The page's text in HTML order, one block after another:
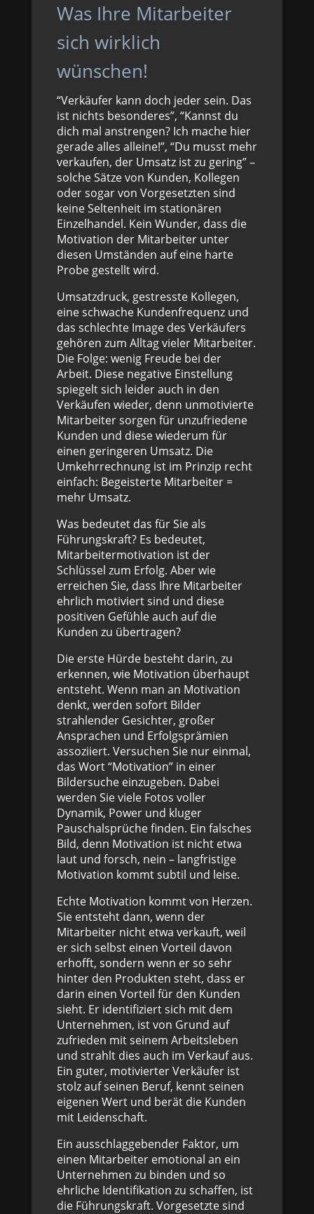
Was Ihre Mitarbeiter
sich wirklich
wünschen!
“Verkäufer kann doch jeder sein. Das
ist nichts besonderes”, “Kannst du
dich mal anstrengen? Ich mache hier
gerade alles alleine!”, “Du musst mehr
verkaufen, der Umsatz ist zu gering” –
solche Sätze von Kunden, Kollegen
oder sogar von Vorgesetzten sind
keine Seltenheit im stationären
Einzelhandel. Kein Wunder, dass die
Motivation der Mitarbeiter unter
diesen Umständen auf eine harte
Probe gestellt wird.
Umsatzdruck, gestresste Kollegen,
eine schwache Kundenfrequenz und
das schlechte Image des Verkäufers
gehören zum Alltag vieler Mitarbeiter.
Die Folge: wenig Freude bei der
Arbeit. Diese negative Einstellung
spiegelt sich leider auch in den
Verkäufen wieder, denn unmotivierte
Mitarbeiter sorgen für unzufriedene
Kunden und diese wiederum für
einen geringeren Umsatz. Die
Umkehrrechnung ist im Prinzip recht
einfach: Begeisterte Mitarbeiter =
mehr Umsatz.
Was bedeutet das für Sie als
Führungskraft? Es bedeutet,
Mitarbeitermotivation ist der
Schlüssel zum Erfolg. Aber wie
erreichen Sie, dass Ihre Mitarbeiter
ehrlich motiviert sind und diese
positiven Gefühle auch auf die
Kunden zu übertragen?
Die erste Hürde besteht darin, zu
erkennen, wie Motivation überhaupt
entsteht. Wenn man an Motivation
denkt, werden sofort Bilder
strahlender Gesichter, großer
Ansprachen und Erfolgsprämien
assoziiert. Versuchen Sie nur einmal,
das Wort “Motivation” in einer
Bildersuche einzugeben. Dabei
werden Sie viele Fotos voller
Dynamik, Power und kluger
Pauschalsprüche finden. Ein falsches
Bild, denn Motivation ist nicht etwa
laut und forsch, nein – langfristige
Motivation kommt subtil und leise.
Echte Motivation kommt von Herzen.
Sie entsteht dann, wenn der
Mitarbeiter nicht etwa verkauft, weil
er sich selbst einen Vorteil davon
erhofft, sondern wenn er so sehr
hinter den Produkten steht, dass er
darin einen Vorteil für den Kunden
sieht. Er identifiziert sich mit dem
Unternehmen, ist von Grund auf
zufrieden mit seinem Arbeitsleben
und strahlt dies auch im Verkauf aus.
Ein guter, motivierter Verkäufer ist
stolz auf seinen Beruf, kennt seinen
eigenen Wert und berät die Kunden
mit Leidenschaft.
Ein ausschlaggebender Faktor, um
einen Mitarbeiter emotional an ein
Unternehmen zu binden und so
ehrliche Identifikation zu schaffen, ist
die Führungskraft. Vorgesetzte sind